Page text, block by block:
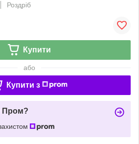
Роздріб
Купити
або
Купити з
Пром?